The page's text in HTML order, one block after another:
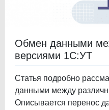
Обмен данными
версиями 1С:УТ
Статья подробно
данными между
Описывается перенос